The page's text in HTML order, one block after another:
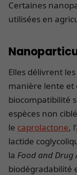
Certaines
utilisées en
Elles délivrent
manière lente et
biocompatibilité
espèces non
le caprolactone, l’
lactide
la Food and
biodégradabilité